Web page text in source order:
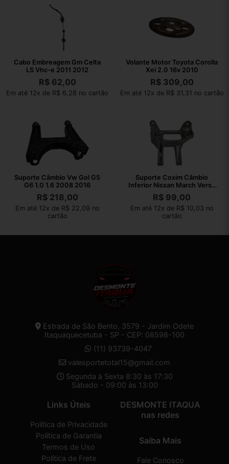
Cabo Embreagem Gm Celta
LS Vhc-e 2011 2012
R$62,00
Em até 12x de R$ 6,28 no cartão
Volante Motor Toyota Corolla
Xei 2.0 16v 2010
R$309,00
Em até 12x de R$ 31,31 no cartão
Suporte Câmbio Vw Gol G5
G6 1.0 1.6 2008 2016
R$218,00
Em até 12x de R$ 22,09 no
cartão
Suporte Coxim Câmbio
Inferior Nissan March Versa
2012 2013
R$ 99,00
Em até 12x de R$ 10,03 no
cartão
Estrada de São Bento, 3579 - Jardim Odete
Itaquaquecetuba - SP - CEP: 08598-100
(11) 93739-4047
valesportetotal15@gmail.com
Segunda à Sexta 8:30 às 17:30
Sábado - 09:00 às 13:00
Links Úteis
Política de Privacidade
Política de Garantia
Termos de Uso
Política de Frete
DESMONTE ITAQUA
nas redes
Saiba Mais
Fale Conosco